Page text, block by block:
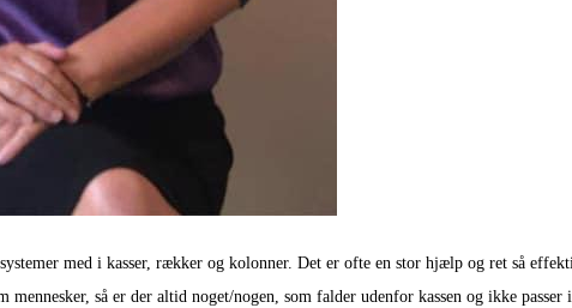
med i kasser, rækker og kolonner. Det er ofte en stor hjælp og ret så
så er der altid noget/nogen, som falder udenfor kassen og ikke passer